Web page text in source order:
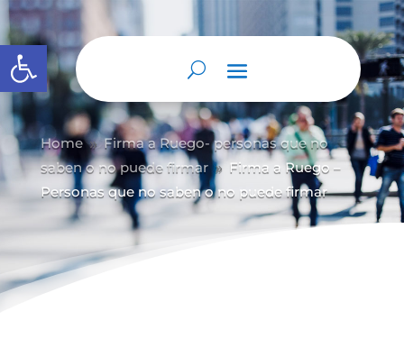
Abrir barra de herramientas
Home 9 Firma a Ruego- personas que no
saben o no puede firmar 9
Firma a Ruego –
Personas que no saben o no puede firmar